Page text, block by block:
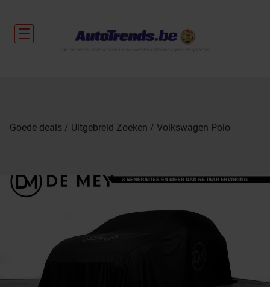
Goede deals Uitgebreid Zoeken Volkswagen Polo